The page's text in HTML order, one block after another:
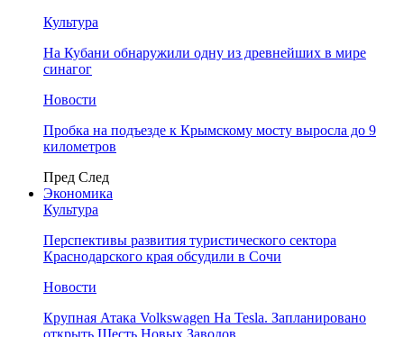
Культура
На Кубани обнаружили одну из древнейших в мире
синагог
Новости
Пробка на подъезде к Крымскому мосту выросла до 9
километров
Пред След
Экономика
Культура
Перспективы развития туристического сектора
Краснодарского края обсудили в Сочи
Новости
Крупная Атака Volkswagen На Tesla. Запланировано
открыть Шесть Новых Заводов